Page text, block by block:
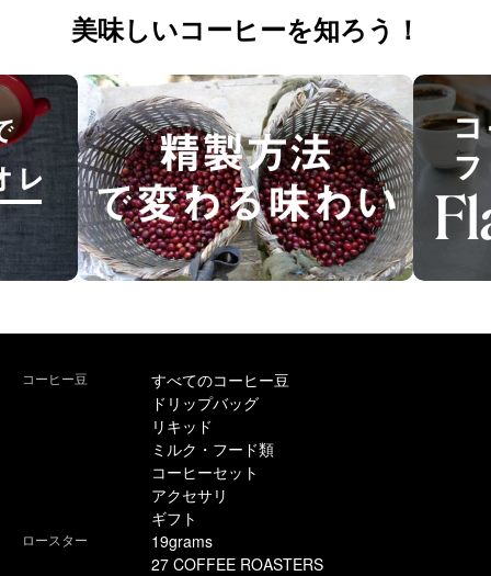
美味しいコーヒーを知ろう！
コーヒー豆
すべてのコーヒー豆
ドリップバッグ
リキッド
ミルク・フード類
コーヒーセット
アクセサリ
ギフト
ロースター
19grams
27 COFFEE ROASTERS